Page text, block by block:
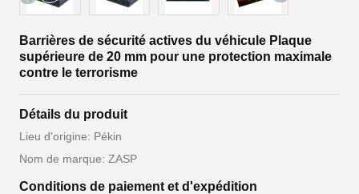
Barrières de sécurité actives du véhicule Plaque
supérieure de 20 mm pour une protection maximale
contre le terrorisme
Détails du produit
Lieu d'origine: Pékin
Nom de marque: ZASP
Conditions de paiement et d'expédition